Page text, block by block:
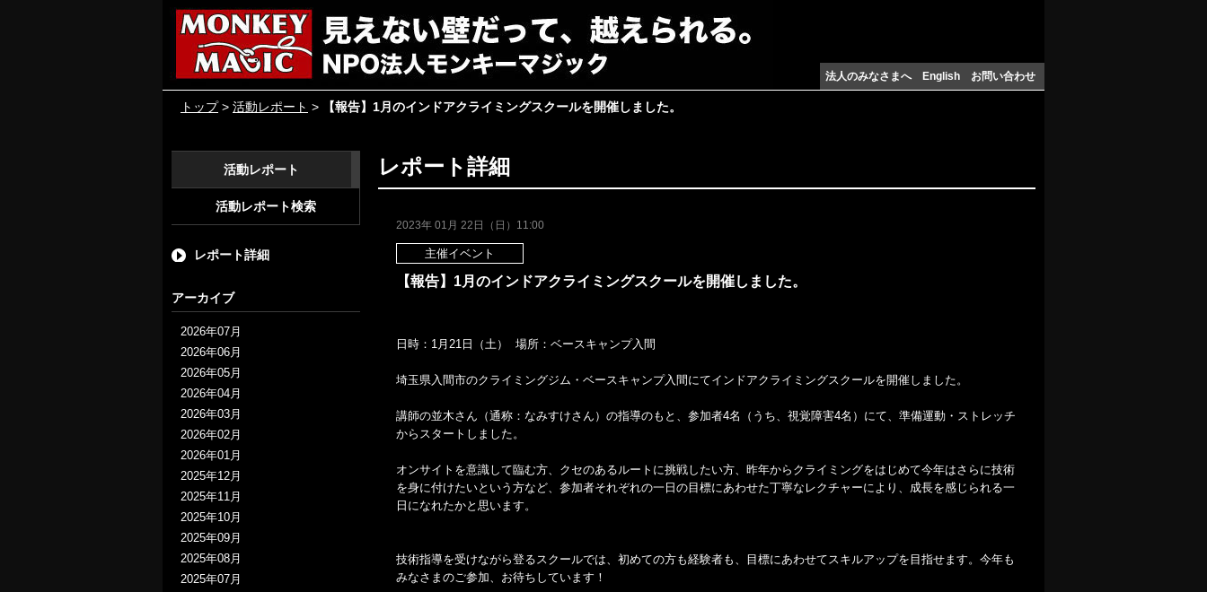
法人のみなさまへ English お問い合わせ
トップ> 活動レポート > 【報告】1月のインドアクライミングスクールを開催しました。
活動レポート
活動レポート検索
レポート詳細
アーカイブ
2026年07月
2026年06月
2026年05月
2026年04月
2026年03月
2026年02月
2026年01月
2025年12月
2025年11月
2025年10月
2025年09月
2025年08月
2025年07月
レポート詳細
2023年 01月 22日（日）11:00
主催イベント
【報告】1月のインドアクライミングスクールを開催しました。
日時：1月21日（土） 場所：ベースキャンプ入間
埼玉県入間市のクライミングジム・ベースキャンプ入間にてインドアクライミングスクールを開催しました。
講師の並木さん（通称：なみすけさん）の指導のもと、参加者4名（うち、視覚障害4名）にて、準備運動・ストレッチ
からスタートしました。
オンサイトを意識して臨む方、クセのあるルートに挑戦したい方、昨年からクライミングをはじめて今年はさらに技術
を身に付けたいという方など、参加者それぞれの一日の目標にあわせた丁寧なレクチャーにより、成長を感じられる一
日になれたかと思います。
技術指導を受けながら登るスクールでは、初めての方も経験者も、目標にあわせてスキルアップを目指せます。今年も
みなさまのご参加、お待ちしています！